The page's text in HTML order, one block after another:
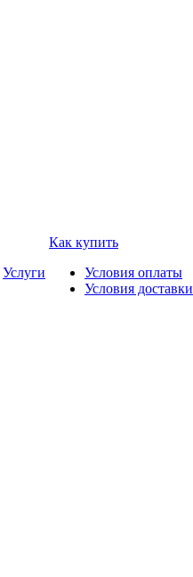
Услуги
Как купить
Условия оплаты
Условия доставки